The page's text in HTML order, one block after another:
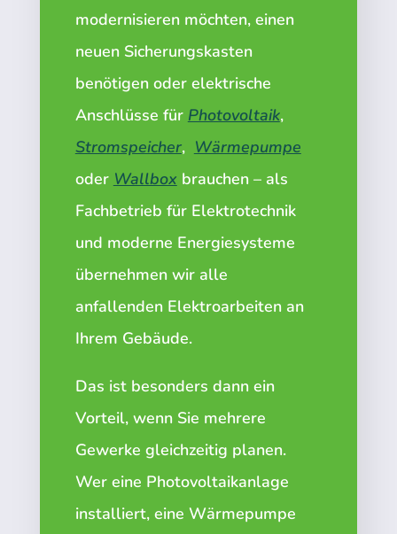
modernisieren möchten, einen
neuen Sicherungskasten
benötigen oder elektrische
Anschlüsse für Photovoltaik,
Stromspeicher, Wärmepumpe
oder Wallbox brauchen – als
Fachbetrieb für Elektrotechnik
und moderne Energiesysteme
übernehmen wir alle
anfallenden Elektroarbeiten an
Ihrem Gebäude.
Das ist besonders dann ein
Vorteil, wenn Sie mehrere
Gewerke gleichzeitig planen.
Wer eine Photovoltaikanlage
installiert, eine Wärmepumpe